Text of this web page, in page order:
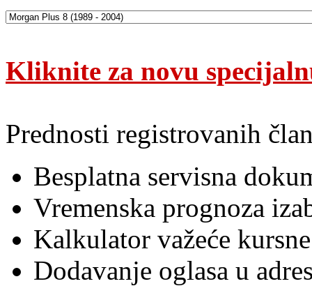
Kliknite za novu
Prednosti registrovanih
Besplatna servisna
Vremenska prognoza
Kalkulator važeće
Dodavanje oglasa u